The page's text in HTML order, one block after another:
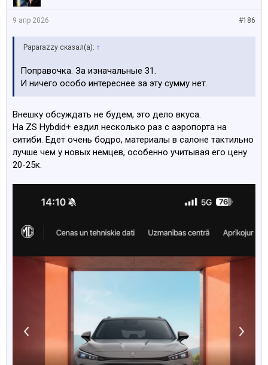
#186
9 апр 2026
Paparazzy сказал(а): ↑
Поправочка. За изначальные 31.
И ничего особо интереснее за эту сумму нет.
Внешку обсуждать не будем, это дело вкуса.
На ZS Hybdid+ ездил несколько раз с аэропорта на
ситиби. Едет очень бодро, материалы в салоне тактильно
лучше чем у новых немцев, особенно учитывая его цену
20-25к.